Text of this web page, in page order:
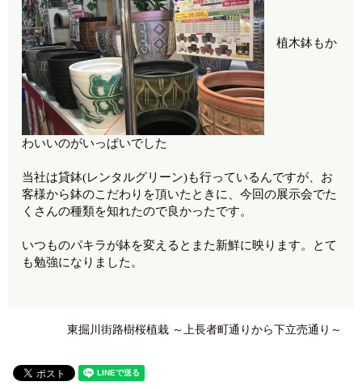
植木鉢もか
わいいのがいっぱいでした
当社は貸鉢(レンタルグリーン)も行っているんですが、お
客様から鉢のこだわりを頂いたときに、今回の展示会でた
くさんの種類を知れたので良かったです。
いつものパキラが鉢を変えるとまた新鮮に映ります。とて
も勉強になりました。
東掘川街路樹桜植栽 ～上長者町通りから下立売通り～